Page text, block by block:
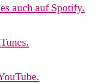
auch auf Spotify.